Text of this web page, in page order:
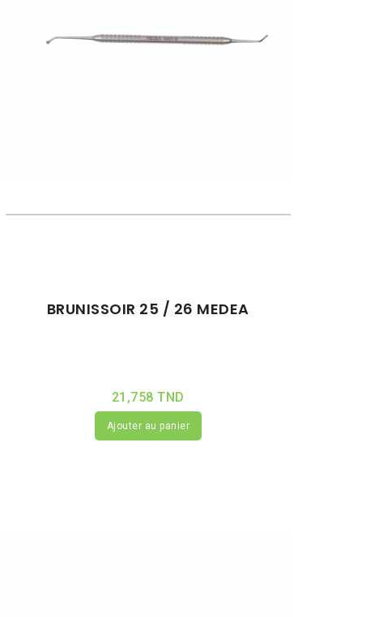
BRUNISSOIR 25 / 26 MEDEA
21,758 TND
Ajouter au panier